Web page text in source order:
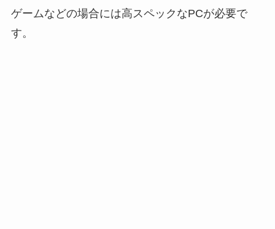
ゲームなどの場合には高スペックなPCが必要で
す。